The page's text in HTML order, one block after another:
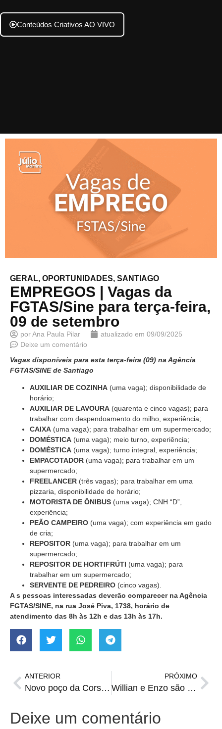
Conteúdos Criativos AO VIVO
GERAL, OPORTUNIDADES, SANTIAGO
EMPREGOS | Vagas da
FGTAS/Sine para terça-feira,
09 de setembro
porAna Paula Pilar atualizado em 09/09/2025
Deixe um comentário
Vagas disponíveis para esta terça-feira (09) na Agência
FGTAS/SINE de Santiago
AUXILIAR DE COZINHA (uma vaga); disponibilidade de
horário;
AUXILIAR DE LAVOURA (quarenta e cinco vagas); para
trabalhar com despendoamento do milho, experiência;
CAIXA (uma vaga); para trabalhar em um supermercado;
DOMÉSTICA (uma vaga); meio turno, experiência;
DOMÉSTICA (uma vaga); turno integral, experiência;
EMPACOTADOR (uma vaga); para trabalhar em um
supermercado;
FREELANCER (três vagas); para trabalhar em uma
pizzaria, disponibilidade de horário;
MOTORISTA DE ÔNIBUS (uma vaga); CNH “D”,
experiência;
PEÃO CAMPEIRO (uma vaga); com experiência em gado
de cria;
REPOSITOR (uma vaga); para trabalhar em um
supermercado;
REPOSITOR DE HORTIFRÚTI (uma vaga); para
trabalhar em um supermercado;
SERVENTE DE PEDREIRO (cinco vagas).
A s pessoas interessadas deverão comparecer na Agência
FGTAS/SINE, na rua José Piva, 1738, horário de
atendimento das 8h às 12h e das 13h às 17h.
ANTERIOR
Novo poço da Corsan garante mais água para 22 mil famílias em Santiago
PRÓXIMO
Willian e Enzo são apresentados como reforços do Grêmio
Deixe um comentário